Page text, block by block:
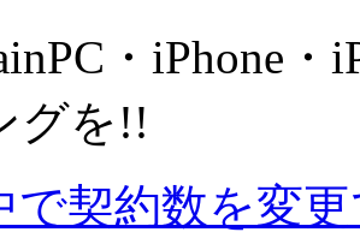
PC・iPhone・
グを!!
で契約数を変